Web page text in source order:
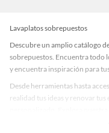
Lavaplatos sobrepuestos
Descubre un amplio catálogo
sobrepuestos. Encuentra todo
y encuentra inspiración para
Desde herramientas hasta
realidad tus ideas y renovar
accesorios de calidad que te